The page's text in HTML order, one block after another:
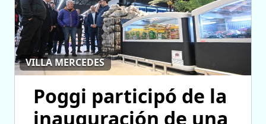
VILLA MERCEDES
Poggi participó de la
inauguración de una